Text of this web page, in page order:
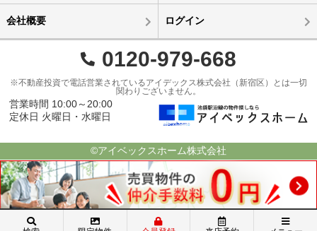
会社概要 ログイン
0120-979-668
※不動産投資で電話営業されているアイデックス株式会社（新宿区）とは一切
関わりございません。
営業時間 10:00～20:00
定休日 火曜日・水曜日
©アイベックスホーム株式会社